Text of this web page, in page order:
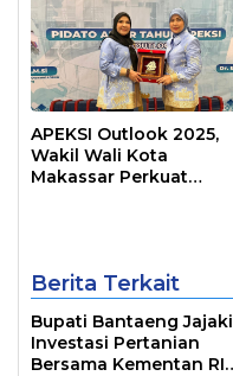
APEKSI Outlook 2025,
Wakil Wali Kota
Makassar Perkuat
Berita Terkait
Bupati Bantaeng Jajaki
Investasi Pertanian
Bersama Kementan RI